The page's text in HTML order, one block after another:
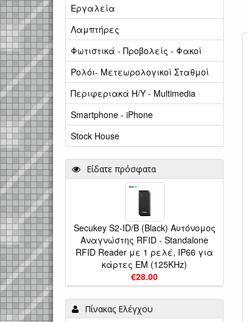
Εργαλεία
Λαμπτήρες
Φωτιστικά - Προβολείς - Φακοί
Ρολόι- Μετεωρολογικοί Σταθμοί
Περιφεριακά Η/Υ - Multimedia
Smartphone - iPhone
Stock House
Είδατε πρόσφατα
Secukey S2-ID/B (Black) Αυτόνομος
Αναγνώστης RFID - Standalone
RFID Reader με 1 ρελέ, IP66 για
κάρτες EM (125KHz)
€28.00
Πίνακας Ελέγχου